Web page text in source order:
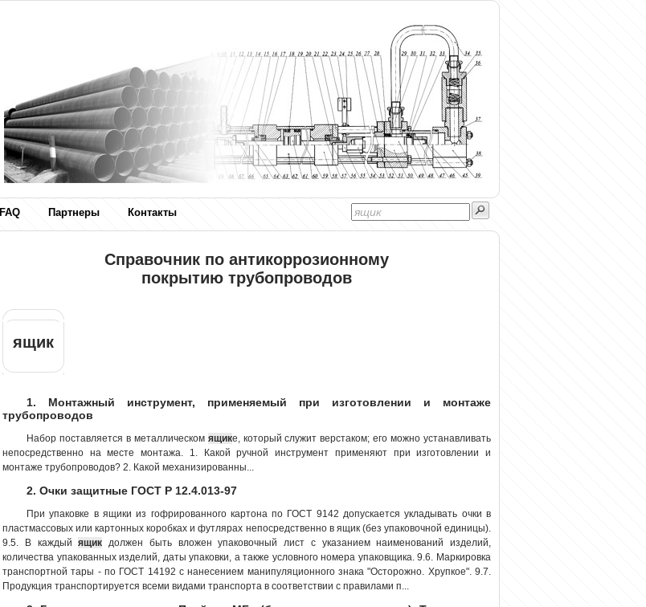
FAQ Партнеры Контакты
Справочник по антикоррозионному
покрытию трубопроводов
ящик
1. Монтажный инструмент, применяемый при изготовлении и монтаже
трубопроводов
Набор поставляется в металлическом ящике, который служит верстаком; его можно устанавливать
непосредственно на месте монтажа. 1. Какой ручной инструмент применяют при изготовлении и
монтаже трубопроводов? 2. Какой механизированны...
2. Очки защитные ГОСТ Р 12.4.013-97
При упаковке в ящики из гофрированного картона по ГОСТ 9142 допускается укладывать очки в
пластмассовых или картонных коробках и футлярах непосредственно в ящик (без упаковочной единицы).
9.5. В каждыйящик должен быть вложен упаковочный лист с указанием наименований изделий,
количества упакованных изделий, даты упаковки, а также условного номера упаковщика. 9.6. Маркировка
транспортной тары - по ГОСТ 14192 с нанесением манипуляционного знака "Осторожно. Хрупкое". 9.7.
Продукция транспортируется всеми видами транспорта в соответствии с правилами п...